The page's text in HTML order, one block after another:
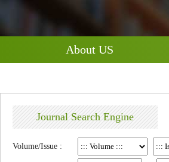
About US
Journal Search Engine
Volume/Issue :